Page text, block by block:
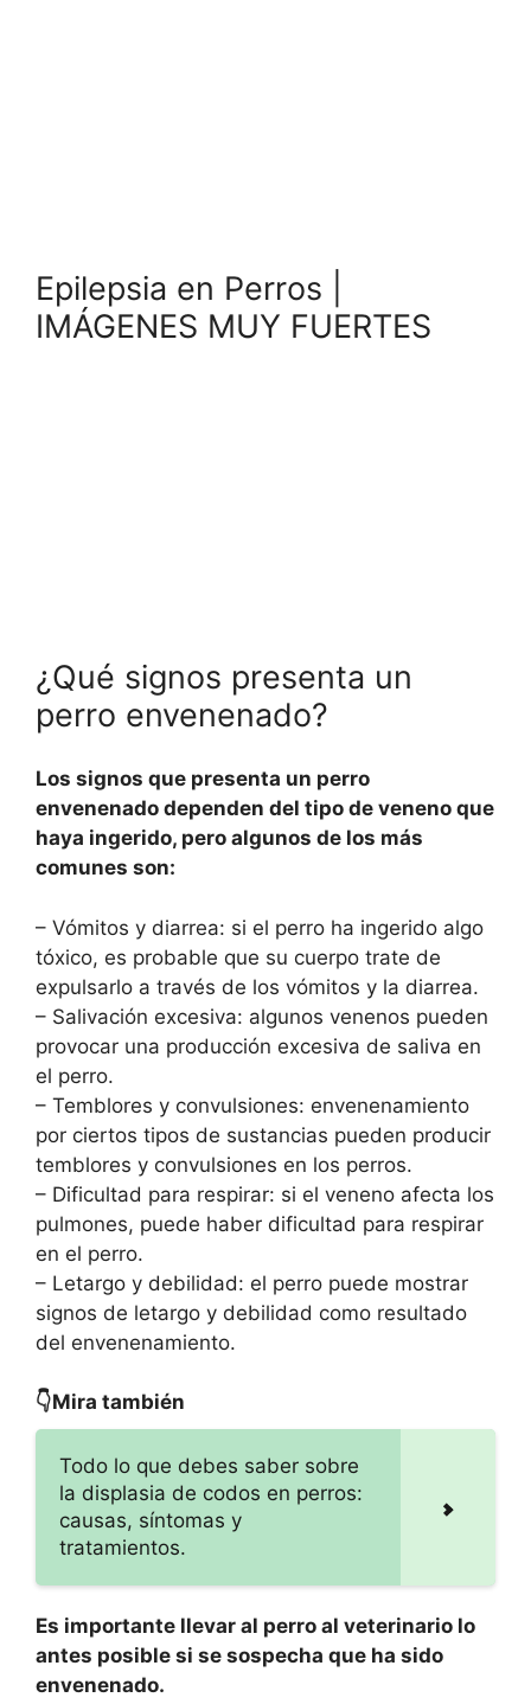
Epilepsia en Perros |
IMÁGENES MUY FUERTES
¿Qué signos presenta un
perro envenenado?
Los signos que presenta un perro
envenenado dependen del tipo de veneno que
haya ingerido, pero algunos de los más
comunes son:
– Vómitos y diarrea: si el perro ha ingerido algo
tóxico, es probable que su cuerpo trate de
expulsarlo a través de los vómitos y la diarrea.
– Salivación excesiva: algunos venenos pueden
provocar una producción excesiva de saliva en
el perro.
– Temblores y convulsiones: envenenamiento
por ciertos tipos de sustancias pueden producir
temblores y convulsiones en los perros.
– Dificultad para respirar: si el veneno afecta los
pulmones, puede haber dificultad para respirar
en el perro.
– Letargo y debilidad: el perro puede mostrar
signos de letargo y debilidad como resultado
del envenenamiento.
👇Mira también
Todo lo que debes saber sobre
la displasia de codos en perros:
causas, síntomas y
tratamientos.
Es importante llevar al perro al veterinario lo
antes posible si se sospecha que ha sido
envenenado.